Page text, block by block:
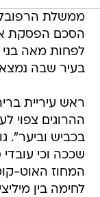
ממשלת
הסכם הפסקת
לפחות מאה בני
בעיר שבה
ראש עיריית
ההרוגים צפוי
בכביש וביער".
שככה וכי
המחוז האוט-
לחימה בין